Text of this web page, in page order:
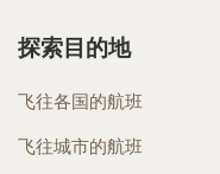
探索目的地
飞往各国的航班
飞往城市的航班